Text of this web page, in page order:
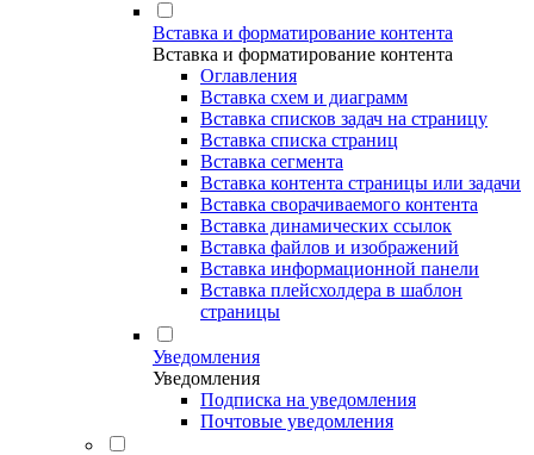
Вставка и форматирование контента
Вставка и форматирование контента
Оглавления
Вставка схем и диаграмм
Вставка списков задач на страницу
Вставка списка страниц
Вставка сегмента
Вставка контента страницы или задачи
Вставка сворачиваемого контента
Вставка динамических ссылок
Вставка файлов и изображений
Вставка информационной панели
Вставка плейсхолдера в шаблон
страницы
Уведомления
Уведомления
Подписка на уведомления
Почтовые уведомления